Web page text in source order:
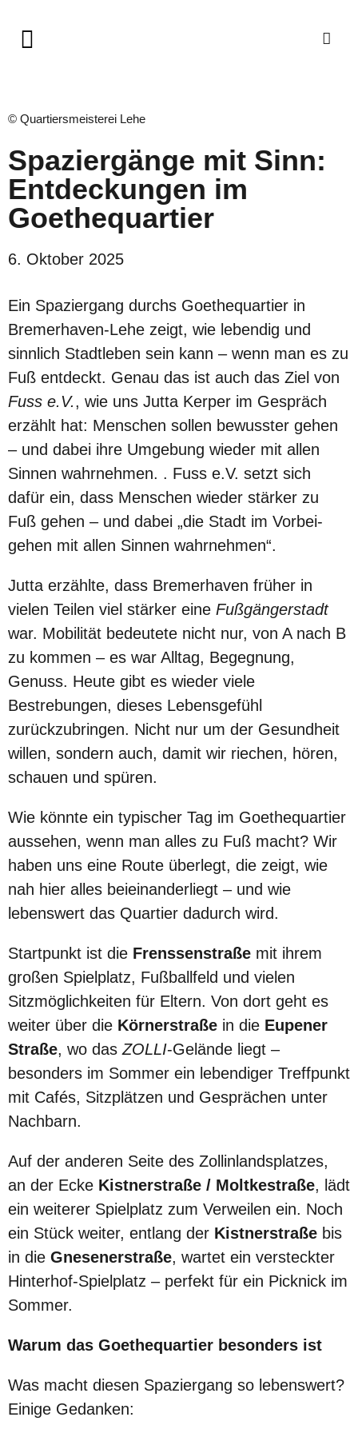
© Quartiersmeisterei Lehe
Spaziergänge mit Sinn:
Entdeckungen im
Goethequartier
6. Oktober 2025
Ein Spaziergang durchs Goethequartier in
Bremerhaven-Lehe zeigt, wie lebendig und
sinnlich Stadtleben sein kann – wenn man es zu
Fuß entdeckt. Genau das ist auch das Ziel von
Fuss e.V., wie uns Jutta Kerper im Gespräch
erzählt hat: Menschen sollen bewusster gehen
– und dabei ihre Umgebung wieder mit allen
Sinnen wahrnehmen. . Fuss e.V. setzt sich
dafür ein, dass Menschen wieder stärker zu
Fuß gehen – und dabei „die Stadt im Vorbei­
gehen mit allen Sinnen wahrnehmen“.
Jutta erzählte, dass Bremerhaven früher in
vielen Teilen viel stärker eine Fußgängerstadt
war. Mobilität bedeutete nicht nur, von A nach B
zu kommen – es war Alltag, Begegnung,
Genuss. Heute gibt es wieder viele
Bestrebungen, dieses Lebensgefühl
zurückzubringen. Nicht nur um der Gesundheit
willen, sondern auch, damit wir riechen, hören,
schauen und spüren.
Wie könnte ein typischer Tag im Goethequartier
aussehen, wenn man alles zu Fuß macht? Wir
haben uns eine Route überlegt, die zeigt, wie
nah hier alles beieinanderliegt – und wie
lebenswert das Quartier dadurch wird.
Startpunkt ist die Frenssenstraße mit ihrem
großen Spielplatz, Fußballfeld und vielen
Sitzmöglichkeiten für Eltern. Von dort geht es
weiter über die Körnerstraße in die Eupener
Straße, wo das ZOLLI-Gelände liegt –
besonders im Sommer ein lebendiger Treffpunkt
mit Cafés, Sitzplätzen und Gesprächen unter
Nachbarn.
Auf der anderen Seite des Zollinlandsplatzes,
an der Ecke Kistnerstraße / Moltkestraße, lädt
ein weiterer Spielplatz zum Verweilen ein. Noch
ein Stück weiter, entlang der Kistnerstraße bis
in die Gnesenerstraße, wartet ein versteckter
Hinterhof-Spielplatz – perfekt für ein Picknick im
Sommer.
Warum das Goethequartier besonders ist
Was macht diesen Spaziergang so lebenswert?
Einige Gedanken: